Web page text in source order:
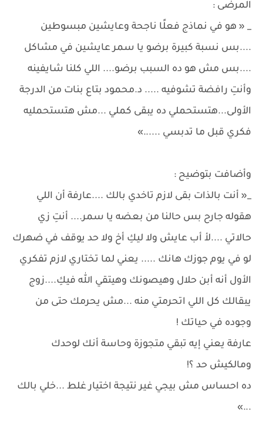
المرضى :
_ « هو في نماذج فعلًا ناجحة وعايشين مبسوطين
....بس نسبة كبيرة برضو يا سمر عايشين في مشاكل
....بس مش هو ده السبب برضو.... اللي كلنا شايفينه
وأنتِ رافضة تشوفيه ..... د.محمود بتاع بنات من الدرجة
الأولى...هتستحملي ده يبقى كملي ...مش هتستحمليه
فكري قبل ما تدبسي ......»
وأضافت بتوضيح :
_« أنت بالذات بقى لازم تاخدي بالك ....عارفة أن اللي
هقوله جارح بس حالنا من بعضه يا سمر.... أنتِ زي
حالاتي ....لأ أب عايش ولا ليكِ أخ ولا حد يوقف في ضهرك
لو في يوم جوزك هانك ..... يعني لما تختاري لازم تفكري
الأول أنه أبن حلال وهيصونك وهيتقي الله فيكِ....زوج
يبقالك كل اللي اتحرمتي منه ...مش يحرمك حتى من
وجوده في حياتك !
عارفة يعني إيه تبقي متجوزة وحاسة أنك لوحدك
ومالكيش حد ؟!
ده احساس مش بيجي غير نتيجة اختيار غلط ...خلي بالك
...»